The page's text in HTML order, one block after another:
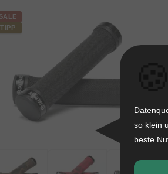
SALE
TIPP
so klein
beste